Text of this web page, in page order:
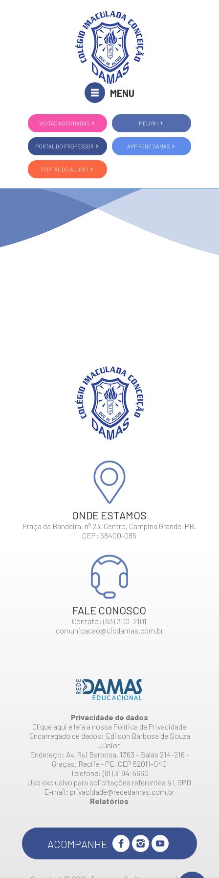
MENU
VISITAS AGENDADAS MEU RH
PORTAL DO PROFESSOR APP REDE DAMAS
PORTAL DO ALUNO
ONDE ESTAMOS
Praça da Bandeira, nº 23, Centro, Campina Grande–PB.
CEP: 58400-085
FALE CONOSCO
Contato: (83) 2101-2101
comunicacao@cicdamas.com.br
Privacidade de dados
Clique aqui e leia a nossa Política de Privacidade
Encarregado de dados: Edilson Barbosa de Souza
Júnior
Endereço: Av. Rui Barbosa, 1363 - Salas 214-216 -
Graças, Recife - PE, CEP 52011-040
Telefone: (81) 3194-5660
Uso exclusivo para solicitações referentes à LGPD
E-mail: privacidade@rededamas.com.br
Relatórios
ACOMPANHE